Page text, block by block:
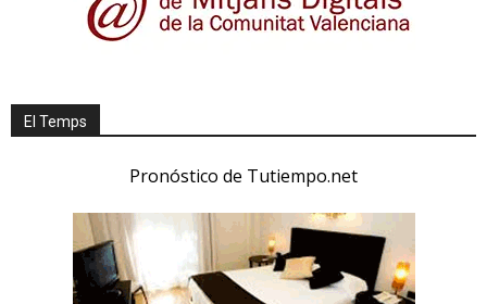
El Temps
Pronóstico de Tutiempo.net